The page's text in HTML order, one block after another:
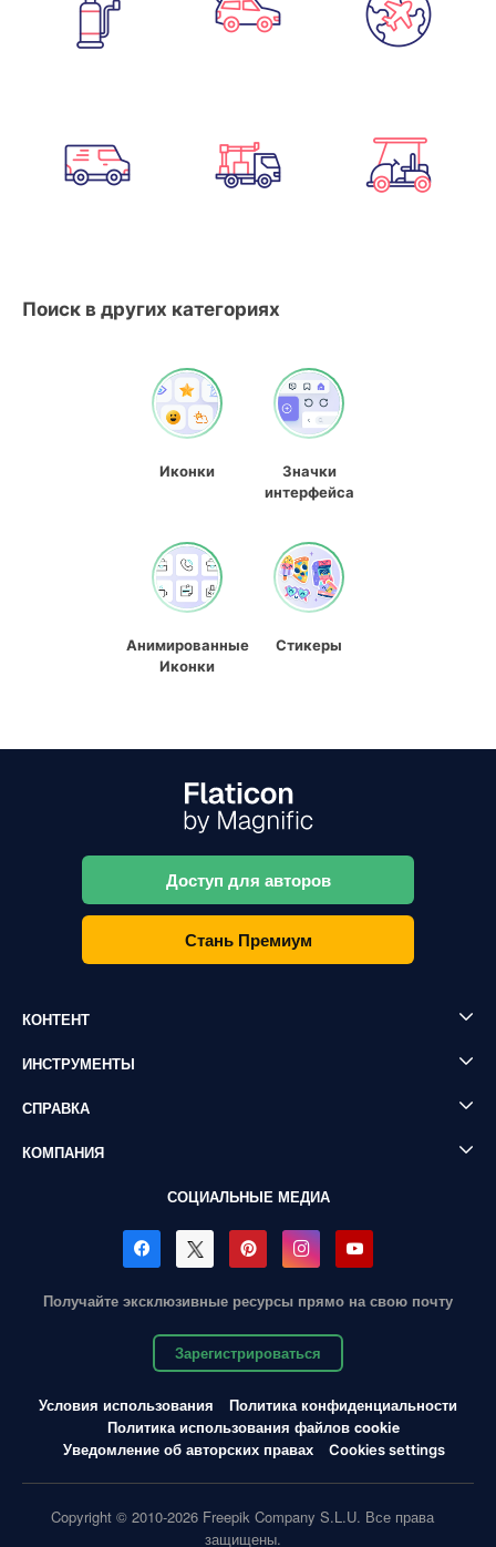
Поиск в других категориях
Иконки
Значки
интерфейса
Анимированные
Иконки
Стикеры
Доступ для авторов
Стань Премиум
КОНТЕНТ
ИНСТРУМЕНТЫ
СПРАВКА
КОМПАНИЯ
СОЦИАЛЬНЫЕ МЕДИА
Получайте эксклюзивные ресурсы прямо на свою почту
Зарегистрироваться
Условия использования
Политика конфиденциальности
Политика использования файлов cookie
Уведомление об авторских правах
Cookies settings
Copyright © 2010-2026 Freepik Company S.L.U. Все права
защищены.